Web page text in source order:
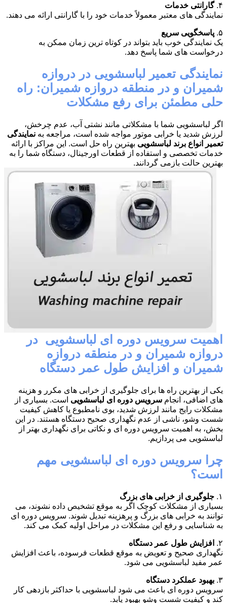
۴. گارانتی خدمات
نمایندگی های معتبر معمولاً خدمات خود را با گارانتی ارائه می دهند.
۵. پاسخگویی سریع
یک نمایندگی خوب باید بتواند در کوتاه ترین زمان ممکن به
درخواست های شما پاسخ دهد.
نمایندگی تعمیر لباسشویی در دروازه
شمیران و در منطقه دروازه شمیران: راه
حلی مطمئن برای رفع مشکلات
اگر لباسشویی شما با مشکلاتی مانند نشتی آب، عدم چرخش،
لرزش شدید یا خرابی موتور مواجه شده است، مراجعه به نمایندگی
تعمیر انواع برند لباسشویی بهترین راه حل است. این مراکز با ارائه
خدمات تخصصی و استفاده از قطعات اورجینال، دستگاه شما را به
بهترین حالت بازمی گردانند.
اهمیت سرویس دوره ای لباسشویی در
دروازه شمیران و در منطقه دروازه
شمیران و افزایش طول عمر دستگاه
یکی از بهترین راه ها برای جلوگیری از خرابی های مکرر و هزینه
های اضافی، انجام سرویس دوره ای لباسشویی است. بسیاری از
مشکلات رایج مانند لرزش شدید، بوی نامطبوع یا کاهش کیفیت
شست وشو، ناشی از عدم نگهداری صحیح دستگاه هستند. در این
بخش، به اهمیت سرویس دوره ای و نکاتی برای نگهداری بهتر از
لباسشویی می پردازیم.
چرا سرویس دوره ای لباسشویی مهم
است؟
۱. جلوگیری از خرابی های بزرگ
بسیاری از مشکلات کوچک اگر به موقع تشخیص داده نشوند، می
توانند به خرابی های بزرگ و پرهزینه تبدیل شوند. سرویس دوره ای
به شناسایی و رفع این مشکلات در مراحل اولیه کمک می کند.
۲.
افزایش طول عمر دستگاه
نگهداری صحیح و تعویض به موقع قطعات فرسوده، باعث افزایش
عمر مفید لباسشویی می شود.
۳. بهبود عملکرد دستگاه
سرویس دوره ای باعث می شود لباسشویی با حداکثر بازدهی کار
کند و کیفیت شست وشو بهبود یابد.